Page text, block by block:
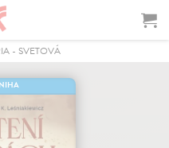
- SVETOVÁ